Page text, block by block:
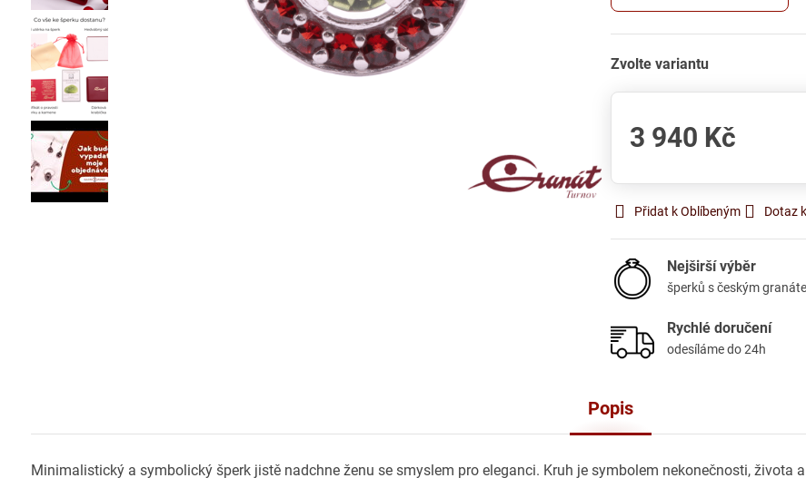
Zvolte variantu
3 940 Kč
Přidat k Oblíbeným Dotaz
Nejširší výběr
šperků s českým
Rychlé doručení
odesíláme do 24h
Popis
Minimalistický a symbolický šperk jistě nadchne ženu se smyslem pro eleganci. Kruh je symbolem nekonečnosti, života